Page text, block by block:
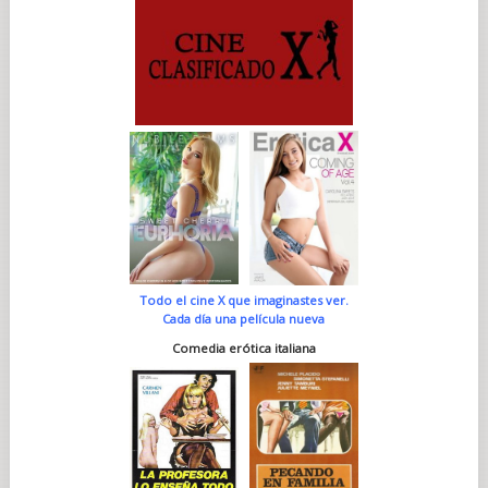
Todo el cine X que imaginastes ver.
Cada día una película nueva
Comedia erótica italiana